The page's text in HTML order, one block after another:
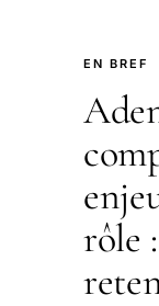
EN BREF
rôle